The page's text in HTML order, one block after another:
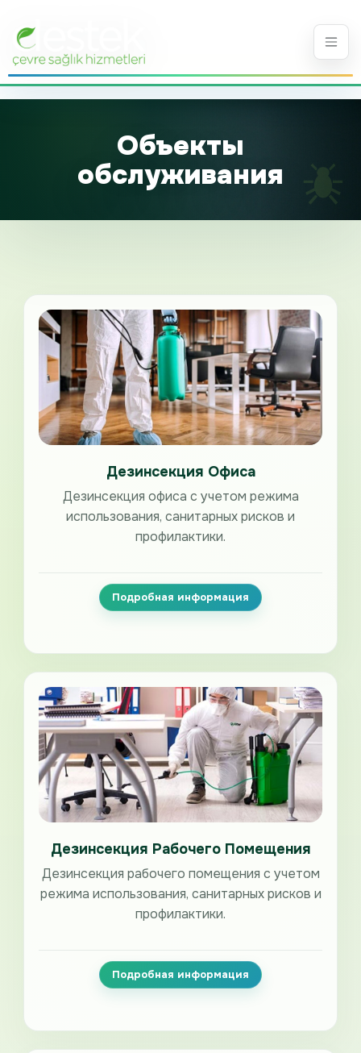
Объекты
обслуживания
Дезинсекция Офиса
Дезинсекция офиса с учетом режима
использования, санитарных рисков и
профилактики.
Подробная информация
Дезинсекция Рабочего Помещения
Дезинсекция рабочего помещения с учетом
режима использования, санитарных рисков и
профилактики.
Подробная информация